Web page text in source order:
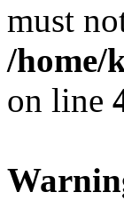
must
/home/
on line